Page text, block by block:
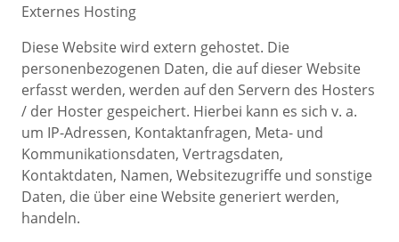
Externes Hosting
Diese Website wird extern gehostet. Die
personenbezogenen Daten, die auf dieser Website
erfasst werden, werden auf den Servern des Hosters
/ der Hoster gespeichert. Hierbei kann es sich v. a.
um IP-Adressen, Kontaktanfragen, Meta- und
Kommunikationsdaten, Vertragsdaten,
Kontaktdaten, Namen, Websitezugriffe und sonstige
Daten, die über eine Website generiert werden,
handeln.